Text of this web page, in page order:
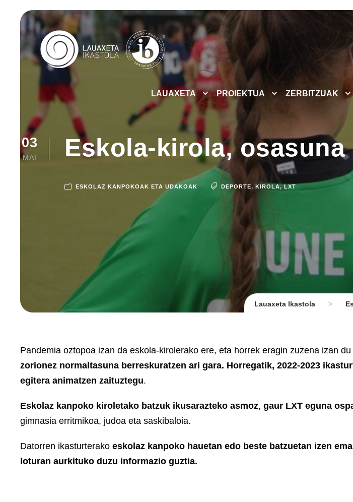
LAUAXETA PROIEKTUA ZERBITZUAK
03
MAI Eskola-kirola,
ESKOLAZ KANPOKOAK ETA UDAKOAK DEPORTE, KIROLA, LXT
Lauaxeta Ikastola >
Pandemia oztopoa izan da eskola-kirolerako ere, eta horrek eragin zuzena izan
zorionez normaltasuna berreskuratzen ari gara. Horregatik, 2022-2023
egitera animatzen zaituztegu.
Eskolaz kanpoko kiroletako batzuk ikusarazteko asmoz, gaur LXT eguna
gimnasia erritmikoa, judoa eta saskibaloia.
Datorren ikasturterako eskolaz kanpoko hauetan edo beste batzuetan izen
loturan aurkituko duzu informazio guztia.